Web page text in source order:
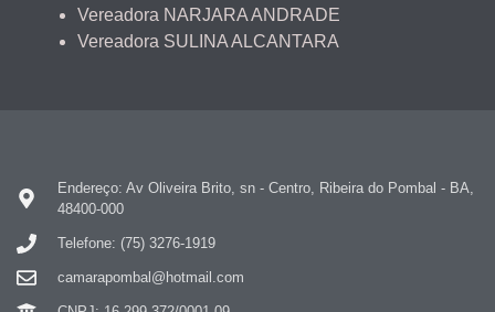
Vereadora NARJARA ANDRADE
Vereadora SULINA ALCANTARA
Endereço: Av Oliveira Brito, sn - Centro, Ribeira do Pombal - BA,
48400-000
Telefone: (75) 3276-1919
camarapombal@hotmail.com